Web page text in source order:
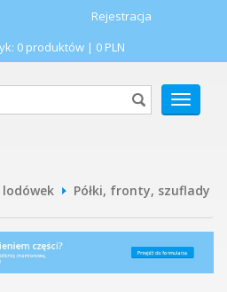
Rejestracja
0 produktów | 0 PLN
POKAŻ
MENU
lodówek
Półki, fronty, szuflady